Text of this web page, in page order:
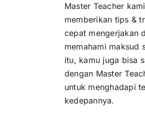
Master Teacher
memberikan tips &
cepat mengerjakan
memahami maksud
itu, kamu juga bisa
dengan Master
untuk menghadapi
kedepannya.